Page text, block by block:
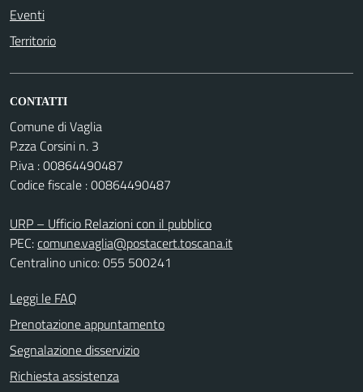
Eventi
Territorio
CONTATTI
Comune di Vaglia
P.zza Corsini n. 3
P.iva : 00864490487
Codice fiscale : 00864490487
URP – Ufficio Relazioni con il pubblico
PEC:comune.vaglia@postacert.toscana.it
Centralino unico: 055 500241
Leggi le FAQ
Prenotazione appuntamento
Segnalazione disservizio
Richiesta assistenza